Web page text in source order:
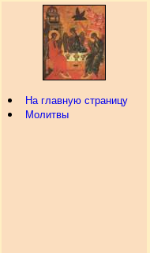
На главную страницу
Молитвы